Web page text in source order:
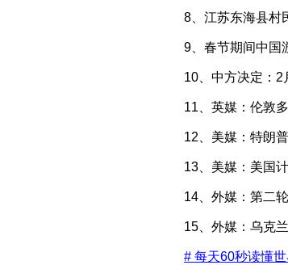
8、江苏东海县村
9、春节期间中国
10、中方决定：2
11、英媒：伦敦
12、美媒：特朗
13、美媒：美国
14、外媒：第二
15、外媒：乌克
# 每天60秒读懂世